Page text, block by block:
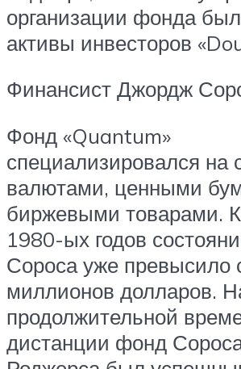
организации фонда
активы инвесторов
Финансист Джордж
Фонд «Quantum»
специализировался на
валютами, ценными
биржевыми товарами.
1980-ых годов
Сороса уже превысило
миллионов долларов.
продолжительной
дистанции фонд